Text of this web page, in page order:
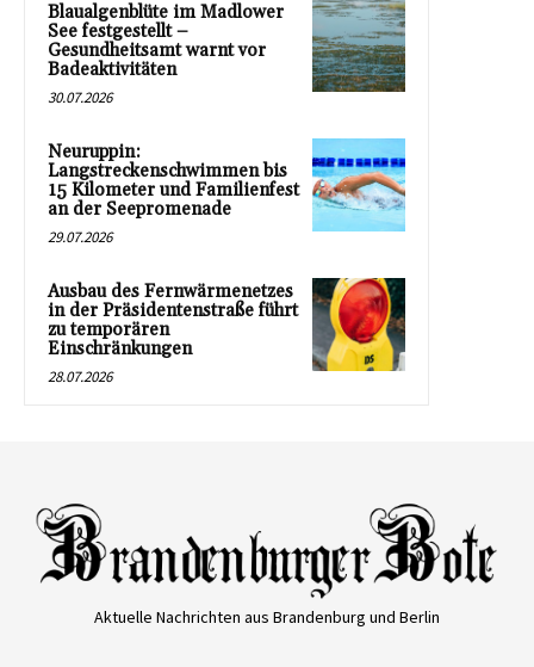
Blaualgenblüte im Madlower
See festgestellt –
Gesundheitsamt warnt vor
Badeaktivitäten
30.07.2026
Neuruppin:
Langstreckenschwimmen bis
15 Kilometer und Familienfest
an der Seepromenade
29.07.2026
Ausbau des Fernwärmenetzes
in der Präsidentenstraße führt
zu temporären
Einschränkungen
28.07.2026
Aktuelle Nachrichten aus Brandenburg und Berlin